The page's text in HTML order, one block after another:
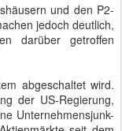
und den P2-
jedoch deutlich,
darüber getroffen
abgeschaltet wird.
der US-Regierung,
Unternehmensjunk-